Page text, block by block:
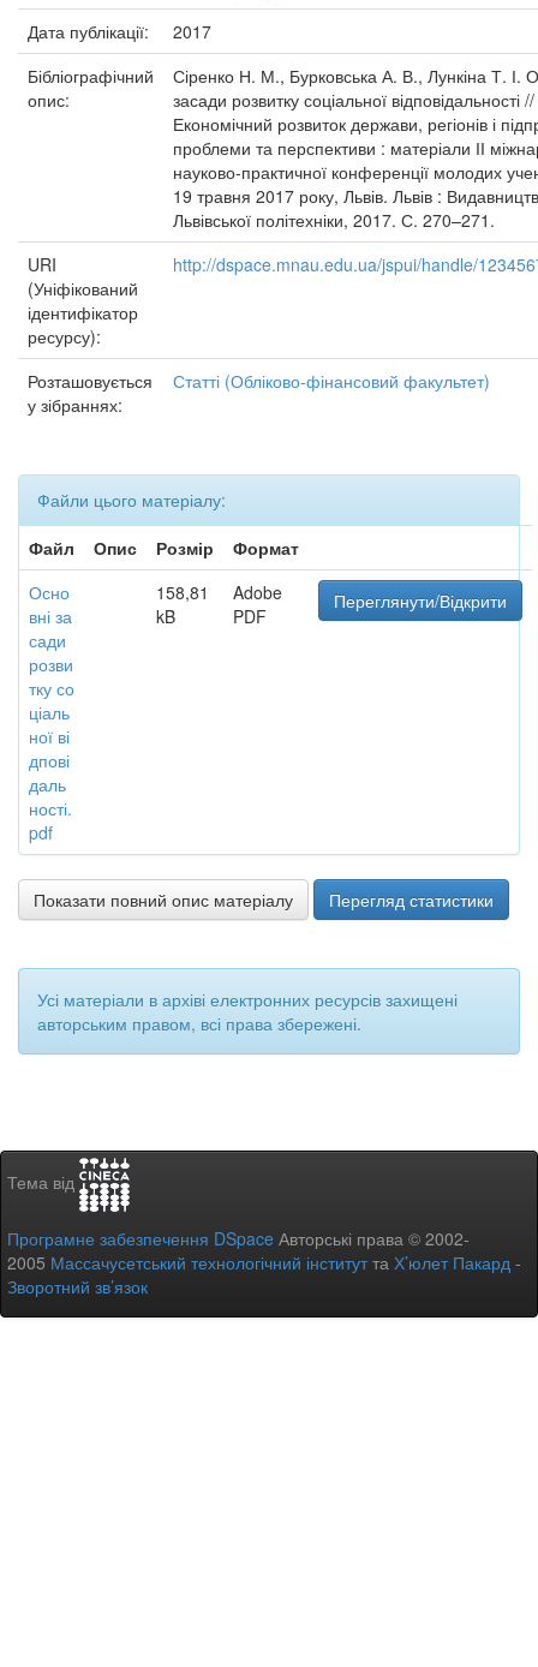
Дата публікації:
2017
Бібліографічний
опис:
Сіренко Н. М., Бурковська А. В., Лункіна Т. І.
засади розвитку соціальної відповідальності //
Економічний розвиток держави, регіонів і
проблеми та перспективи : матеріали ІІ
науково-практичної конференції молодих
19 травня 2017 року, Львів. Львів :
Львівської політехніки, 2017. С. 270–271.
URI
(Уніфікований
ідентифікатор
ресурсу):
http://dspace.mnau.edu.ua/jspui/handle/
Розташовується
у зібраннях:
Статті (Обліково-фінансовий факультет)
Файли цього матеріалу:
Файл
Опис Розмір
Формат
Осно
вні за
сади
розви
тку со
ціаль
ної ві
дпові
даль
ності.
pdf
158,81
kB
Adobe
PDF
Переглянути/Відкрити
Показати повний опис матеріалу Перегляд статистики
Усі матеріали в архіві електронних ресурсів захищені
авторським правом, всі права збережені.
Тема від
Програмне забезпечення DSpace Авторські права © 2002-
2005 Массачусетський технологічний інститутта Х’юлет Пакард -
Зворотний зв’язок